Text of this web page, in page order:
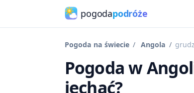
pogodapodróże
Pogoda na świecie Angola
Pogoda w
jechać?